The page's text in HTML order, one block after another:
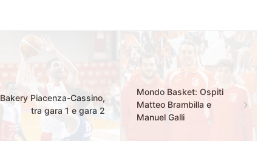
Bakery Piacenza-Cassino,
tra gara 1 e gara 2
Mondo Basket: Ospiti
Matteo Brambilla e
Manuel Galli